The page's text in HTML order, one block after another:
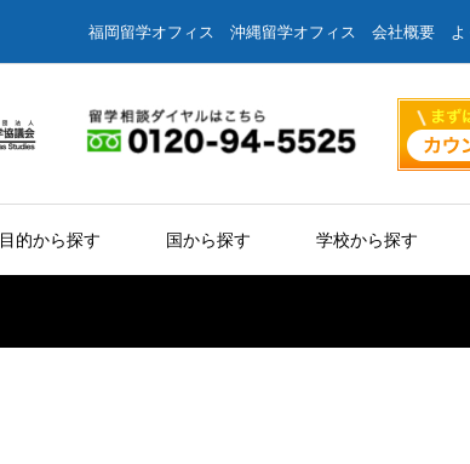
福岡留学オフィス 沖縄留学オフィス 会社概要
目的から探す 国から探す 学校から探す